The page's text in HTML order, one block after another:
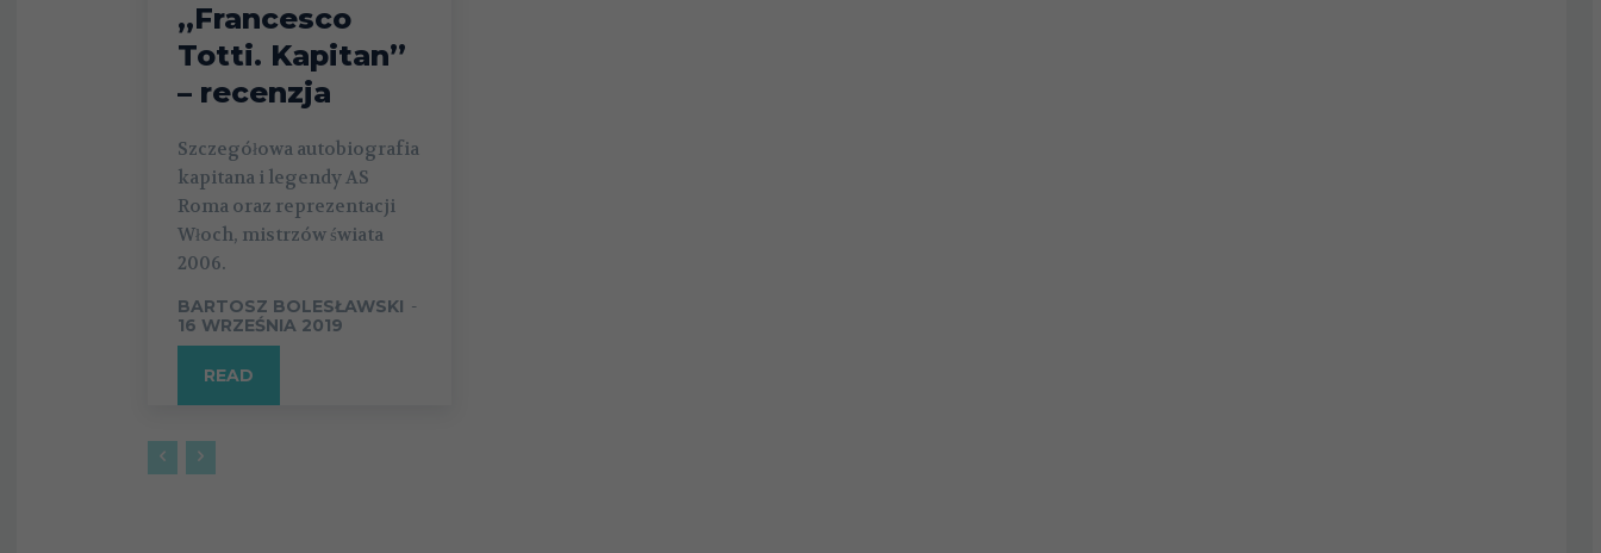
„Francesco
Totti. Kapitan”
– recenzja
Szczegółowa autobiografia
kapitana i legendy AS
Roma oraz reprezentacji
Włoch, mistrzów świata
2006.
BARTOSZ BOLESŁAWSKI -
16 WRZEŚNIA 2019
READ